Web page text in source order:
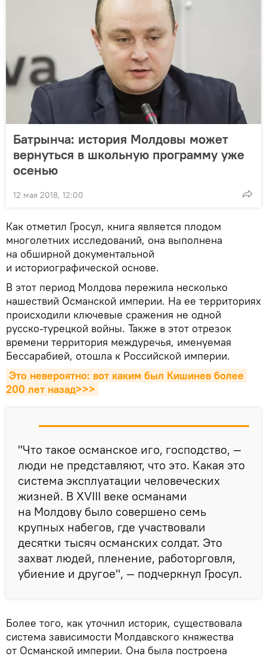
Батрынча: история Молдовы может
вернуться в школьную программу уже
осенью
12 мая 2018, 12:00
Как отметил Гросул, книга является плодом
многолетних исследований, она выполнена
на обширной документальной
и историографической основе.
В этот период Молдова пережила несколько
нашествий Османской империи. На ее территориях
происходили ключевые сражения не одной
русско-турецкой войны. Также в этот отрезок
времени территория междуречья, именуемая
Бессарабией, отошла к Российской империи.
Это невероятно: вот каким был Кишинев более
200 лет назад>>>
"Что такое османское иго, господство, —
люди не представляют, что это. Какая это
система эксплуатации человеческих
жизней. В XVIII веке османами
на Молдову было совершено семь
крупных набегов, где участвовали
десятки тысяч османских солдат. Это
захват людей, пленение, работорговля,
убиение и другое", — подчеркнул Гросул.
Более того, как уточнил историк, существовала
система зависимости Молдавского княжества
от Османской империи. Она была построена